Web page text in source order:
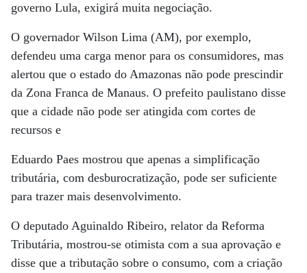
governo Lula, exigirá muita negociação.
O governador Wilson Lima (AM), por exemplo,
defendeu uma carga menor para os consumidores, mas
alertou que o estado do Amazonas não pode prescindir
da Zona Franca de Manaus. O prefeito paulistano disse
que a cidade não pode ser atingida com cortes de
recursos e
Eduardo Paes mostrou que apenas a simplificação
tributária, com desburocratização, pode ser suficiente
para trazer mais desenvolvimento.
O deputado Aguinaldo Ribeiro, relator da Reforma
Tributária, mostrou-se otimista com a sua aprovação e
disse que a tributação sobre o consumo, com a criação